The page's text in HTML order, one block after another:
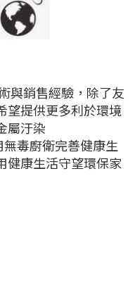
與銷售經驗，除了友
望提供更多利於環境
屬汙染
毒廚衛完善健康生
健康生活守望環保家